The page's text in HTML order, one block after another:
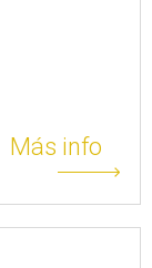
Más info